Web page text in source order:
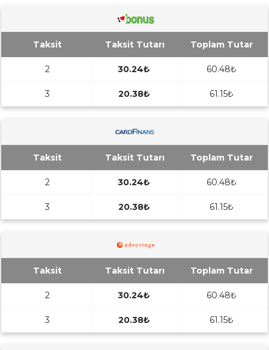
Taksit Taksit Tutarı Toplam Tutar
2 30.24₺ 60.48₺
3 20.38₺ 61.15₺
Taksit Taksit Tutarı Toplam Tutar
2 30.24₺ 60.48₺
3 20.38₺ 61.15₺
Taksit Taksit Tutarı Toplam Tutar
2 30.24₺ 60.48₺
3 20.38₺ 61.15₺